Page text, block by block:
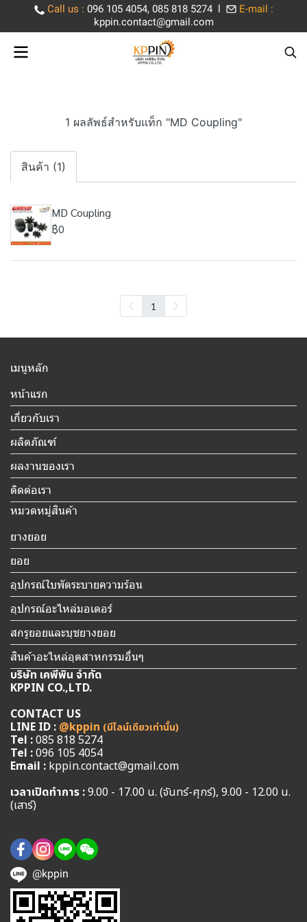
Call us : 096 105 4054, 085 818 5274 l
E-mail :
kppin.contact@gmail.com
1 ผลลัพธ์สำหรับแท็ก "MD Coupling"
สินค้า (1)
MD Coupling
฿0
1
เมนูหลัก
หน้าแรก
เกี่ยวกับเรา
ผลิตภัณฑ์
ผลงานของเรา
ติดต่อเรา
หมวดหมู่สินค้า
ยางยอย
ยอย
อุปกรณ์ใบพัดระบายความร้อน
อุปกรณ์อะไหล่มอเตอร์
สกรูยอยและบุชยางยอย
สินค้าอะไหล่อุตสาหกรรมอื่นๆ
บริษัท เคพีพิน จำกัด
KPPIN CO.,LTD.
CONTACT US
LINE ID : @kppin (มีไลน์เดียวเท่านั้น)
Tel :085 818 5274
Tel :096 105 4054
Email : kppin.contact@gmail.com
เวลาเปิดทำการ :9.00 - 17.00 น. (จันทร์-ศุกร์), 9.00 - 12.00 น.
(เสาร์)
@kppin